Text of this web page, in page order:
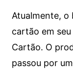
Atualmente,
cartão em
Cartão. O
passou por